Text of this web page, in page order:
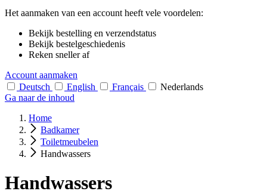
Het aanmaken van een account heeft vele voordelen:
Bekijk bestelling en verzendstatus
Bekijk bestelgeschiedenis
Reken sneller af
Account aanmaken
Deutsch
English Français
Nederlands
Ga naar de inhoud
Home
Badkamer
Toiletmeubelen
Handwassers
Handwassers